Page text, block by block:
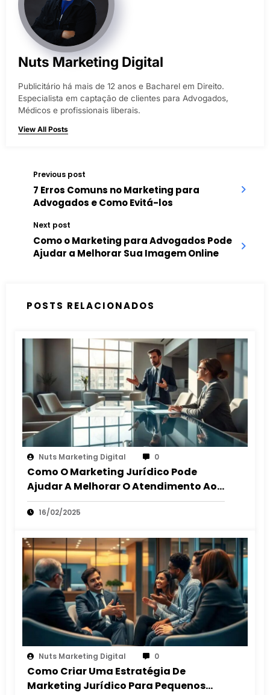
Nuts Marketing Digital
Publicitário há mais de 12 anos e Bacharel em Direito.
Especialista em captação de clientes para Advogados,
Médicos e profissionais liberais.
View All Posts
Previous post
7 Erros Comuns no Marketing para
Advogados e Como Evitá-los
Next post
Como o Marketing para Advogados Pode
Ajudar a Melhorar Sua Imagem Online
POSTS RELACIONADOS
Nuts Marketing Digital 0
Como O Marketing Jurídico Pode
Ajudar A Melhorar O Atendimento Ao
Cliente
16/02/2025
Nuts Marketing Digital 0
Como Criar Uma Estratégia De
Marketing Jurídico Para Pequenos